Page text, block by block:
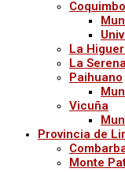
Coquimbo
La
La
Paihuano
Vicuña
Provincia de
Monte